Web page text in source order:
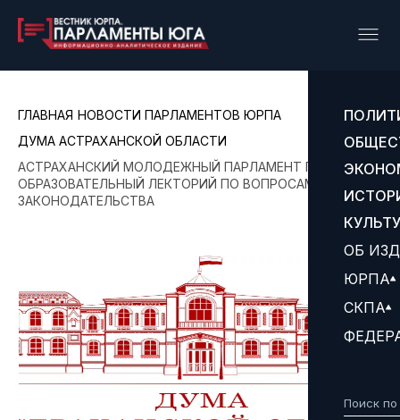
ОБ
ЮРПА
СКПА
ГЛАВНАЯ НОВОСТИ ПАРЛАМЕНТОВ ЮРПА
ДУМА АСТРАХАНСКОЙ ОБЛАСТИ
АСТРАХАНСКИЙ МОЛОДЕЖНЫЙ ПАРЛАМЕНТ ПРОВЕЛ
ОБРАЗОВАТЕЛЬНЫЙ ЛЕКТОРИЙ ПО ВОПРОСАМ
ЗАКОНОДАТЕЛЬСТВА